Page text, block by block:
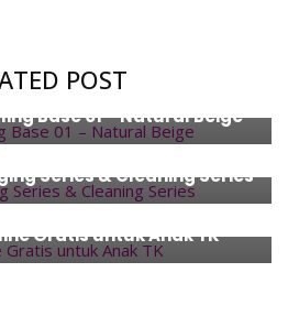
POST
Base 01 – Natural Beige
Series & Cleaning Series
,Gaming,Kids' Activity,
Gratis untuk Anak TK